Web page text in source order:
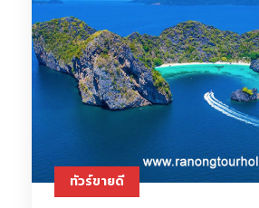
ทัวร์ขายดี